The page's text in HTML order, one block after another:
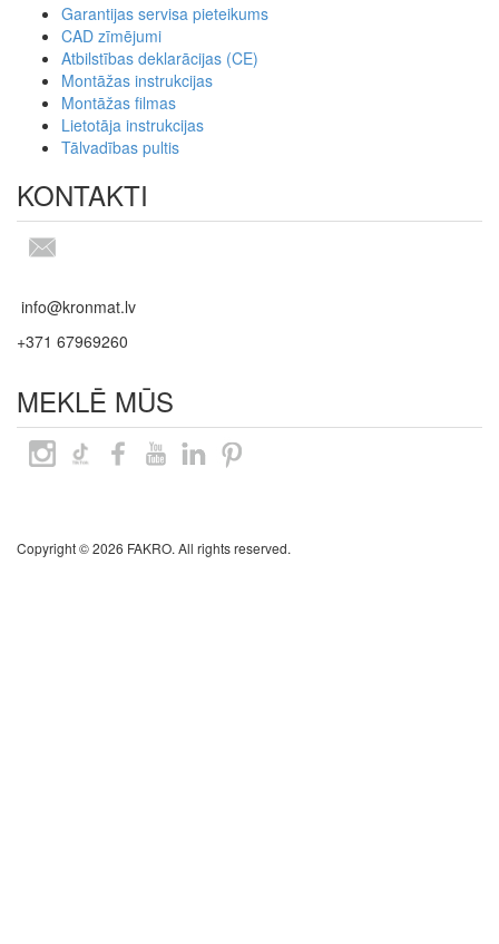
Garantijas servisa pieteikums
CAD zīmējumi
Atbilstības deklarācijas (CE)
Montāžas instrukcijas
Montāžas filmas
Lietotāja instrukcijas
Tālvadības pultis
KONTAKTI
info@kronmat.lv
+371 67969260
MEKLĒ MŪS
Copyright © 2026 FAKRO. All rights reserved.